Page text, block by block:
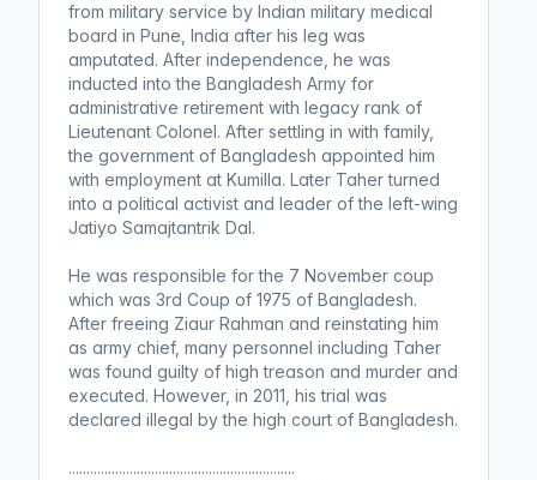
from military service by Indian military medical
board in Pune, India after his leg was
amputated. After independence, he was
inducted into the Bangladesh Army for
administrative retirement with legacy rank of
Lieutenant Colonel. After settling in with family,
the government of Bangladesh appointed him
with employment at Kumilla. Later Taher turned
into a political activist and leader of the left-wing
Jatiyo Samajtantrik Dal.
He was responsible for the 7 November coup
which was 3rd Coup of 1975 of Bangladesh.
After freeing Ziaur Rahman and reinstating him
as army chief, many personnel including Taher
was found guilty of high treason and murder and
executed. However, in 2011, his trial was
declared illegal by the high court of Bangladesh.
...............................................................